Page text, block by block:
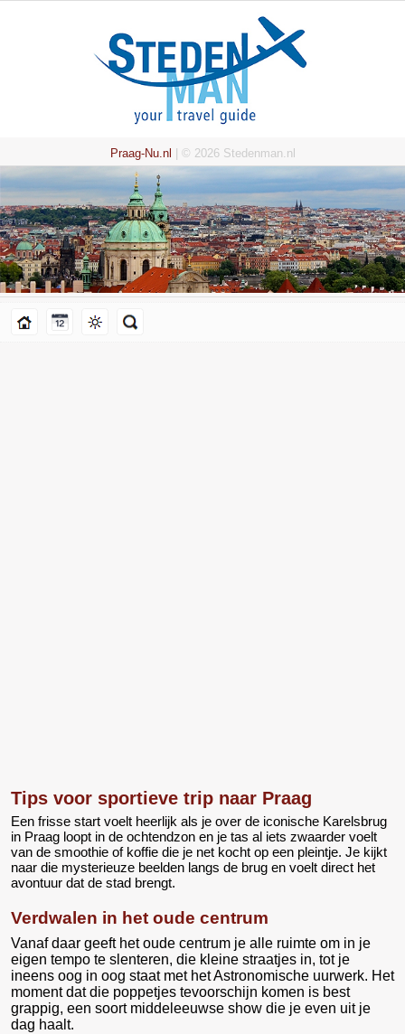
Praag-Nu.nl | © 2026 Stedenman.nl
Tips voor sportieve trip naar Praag
Een frisse start voelt heerlijk als je over de iconische Karelsbrug
in Praag loopt in de ochtendzon en je tas al iets zwaarder voelt
van de smoothie of koffie die je net kocht op een pleintje. Je kijkt
naar die mysterieuze beelden langs de brug en voelt direct het
avontuur dat de stad brengt.
Verdwalen in het oude centrum
Vanaf daar geeft het oude centrum je alle ruimte om in je
eigen tempo te slenteren, die kleine straatjes in, tot je
ineens oog in oog staat met het Astronomische uurwerk. Het
moment dat die poppetjes tevoorschijn komen is best
grappig, een soort middeleeuwse show die je even uit je
dag haalt.